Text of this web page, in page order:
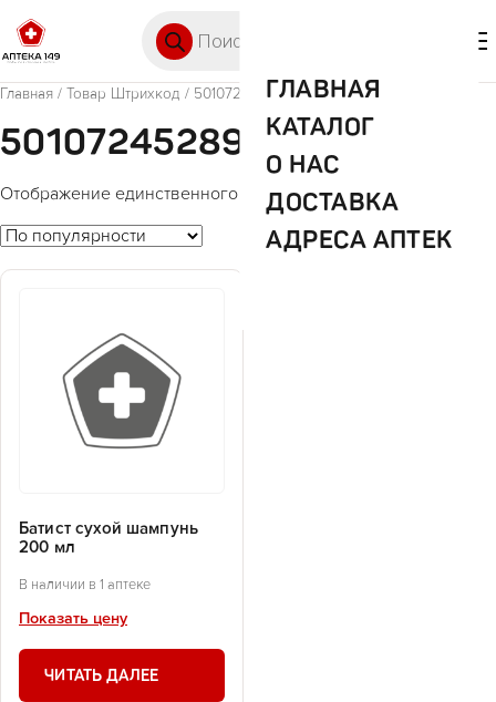
ГЛАВНАЯ
КАТАЛОГ
О НАС
ДОСТАВКА
АДРЕСА АПТЕК
Главная / Товар Штрихкод / 5010724528938
5010724528938
Отображение единственного товара
Батист сухой шампунь
200 мл
В наличии в 1 аптеке
Показать цену
ЧИТАТЬ ДАЛЕЕ